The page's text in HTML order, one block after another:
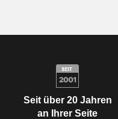
Seit über 20 Jahren
an Ihrer Seite